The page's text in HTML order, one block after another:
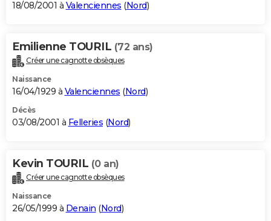
18/08/2001 à Valenciennes (Nord)
Emilienne TOURIL (72 ans)
Créer une cagnotte obsèques
Naissance
16/04/1929 à Valenciennes (Nord)
Décès
03/08/2001 à Felleries (Nord)
Kevin TOURIL (0 an)
Créer une cagnotte obsèques
Naissance
26/05/1999 à Denain (Nord)